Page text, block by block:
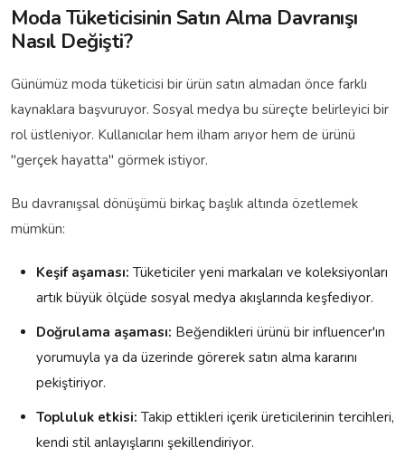
Moda Tüketicisinin Satın Alma Davranışı
Nasıl Değişti?
Günümüz moda tüketicisi bir ürün satın almadan önce farklı
kaynaklara başvuruyor. Sosyal medya bu süreçte belirleyici bir
rol üstleniyor. Kullanıcılar hem ilham arıyor hem de ürünü
"gerçek hayatta" görmek istiyor.
Bu davranışsal dönüşümü birkaç başlık altında özetlemek
mümkün:
Keşif aşaması: Tüketiciler yeni markaları ve koleksiyonları
artık büyük ölçüde sosyal medya akışlarında keşfediyor.
Doğrulama aşaması: Beğendikleri ürünü bir influencer'ın
yorumuyla ya da üzerinde görerek satın alma kararını
pekiştiriyor.
Topluluk etkisi: Takip ettikleri içerik üreticilerinin tercihleri,
kendi stil anlayışlarını şekillendiriyor.